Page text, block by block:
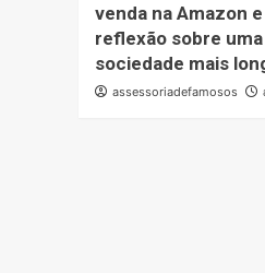
venda na Amazon
reflexão sobre uma
sociedade mais
assessoriadefamosos